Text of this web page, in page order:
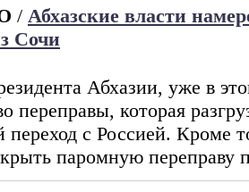
/ Абхазские власти
Сочи
Абхазии, уже в
переправы, которая
с Россией. Кроме
паромную переправу